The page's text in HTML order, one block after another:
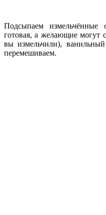
Подсыпаем измельчённые
готовая, а желающие могут
вы измельчили),
перемешиваем.